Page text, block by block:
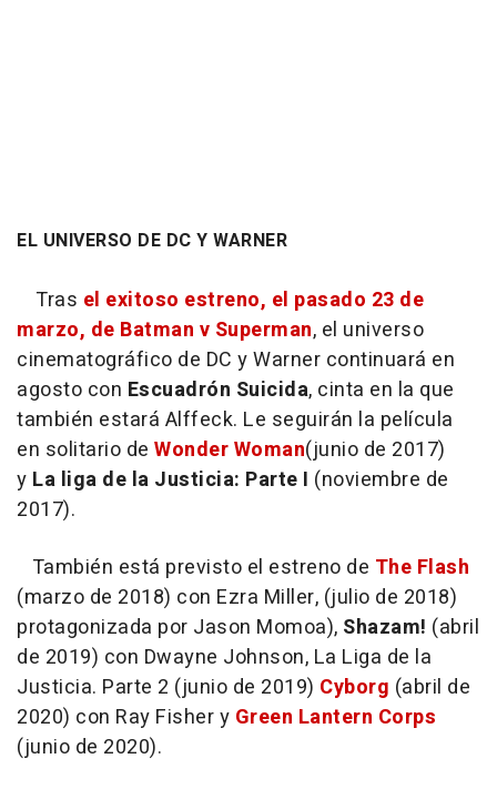
EL UNIVERSO DE DC Y WARNER
Tras el exitoso estreno, el pasado 23 de
marzo, de Batman v Superman, el universo
cinematográfico de DC y Warner continuará en
agosto con Escuadrón Suicida, cinta en la que
también estará Alffeck. Le seguirán la película
en solitario de Wonder Woman(junio de 2017)
y La liga de la Justicia: Parte I (noviembre de
2017).
También está previsto el estreno de The Flash
(marzo de 2018) con Ezra Miller, (julio de 2018)
protagonizada por Jason Momoa), Shazam! (abril
de 2019) con Dwayne Johnson, La Liga de la
Justicia. Parte 2 (junio de 2019) Cyborg (abril de
2020) con Ray Fisher y Green Lantern Corps
(junio de 2020).